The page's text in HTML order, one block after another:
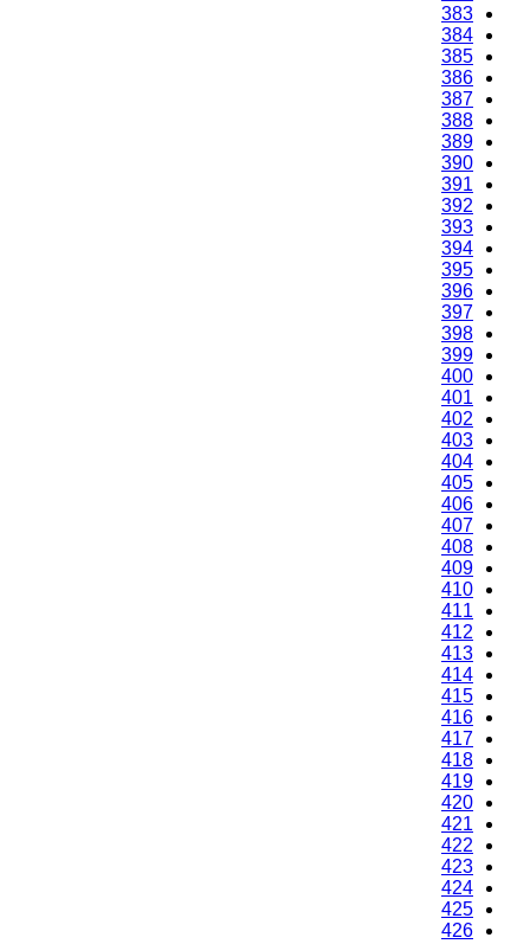
381
382
383
384
385
386
387
388
389
390
391
392
393
394
395
396
397
398
399
400
401
402
403
404
405
406
407
408
409
410
411
412
413
414
415
416
417
418
419
420
421
422
423
424